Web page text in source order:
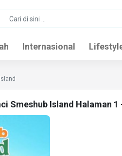
Internasional
Smeshub Island Halaman 1